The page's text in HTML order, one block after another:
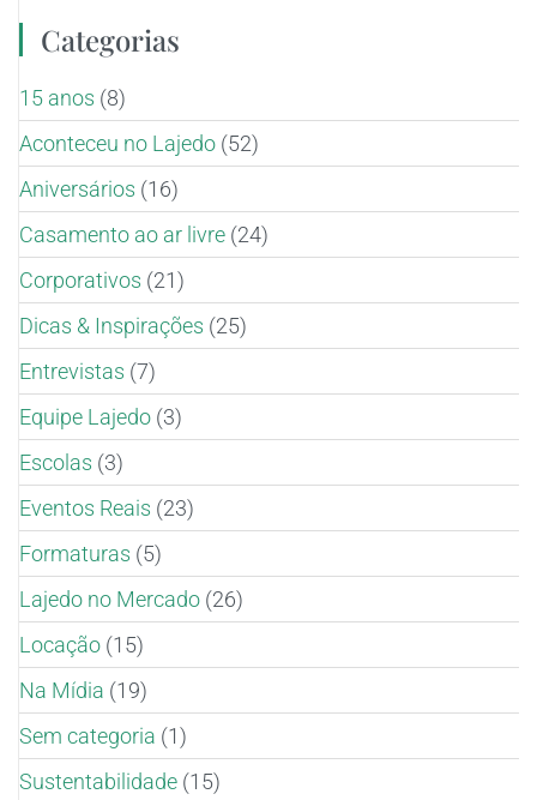
Categorias
15 anos (8)
Aconteceu no Lajedo (52)
Aniversários (16)
Casamento ao ar livre (24)
Corporativos (21)
Dicas & Inspirações (25)
Entrevistas (7)
Equipe Lajedo (3)
Escolas (3)
Eventos Reais (23)
Formaturas (5)
Lajedo no Mercado (26)
Locação (15)
Na Mídia (19)
Sem categoria (1)
Sustentabilidade (15)